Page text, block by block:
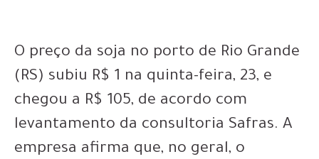
O preço da soja no porto de Rio Grande
(RS) subiu R$ 1 na quinta-feira, 23, e
chegou a R$ 105, de acordo com
levantamento da consultoria Safras. A
empresa afirma que, no geral, o